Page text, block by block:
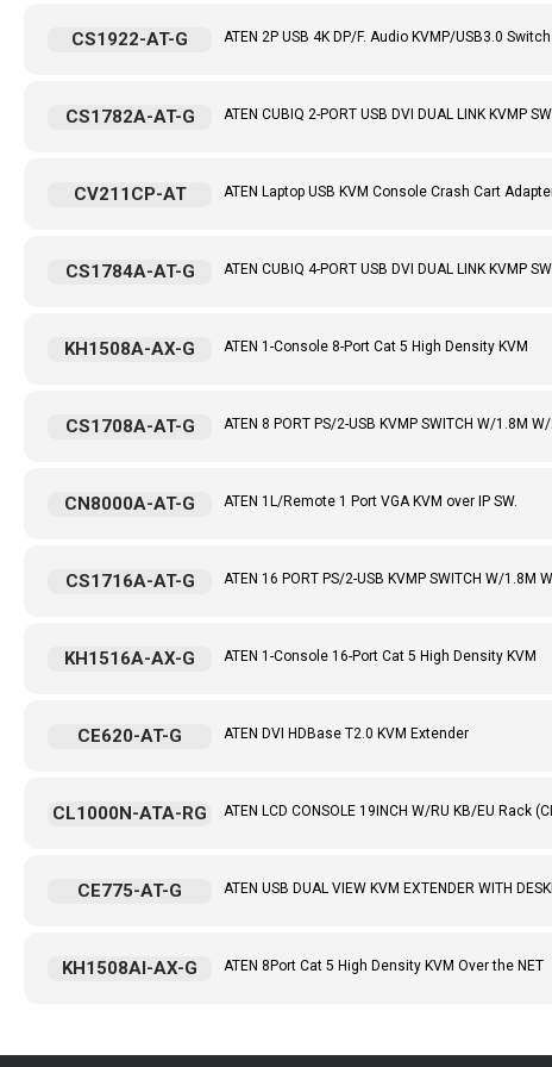
ATEN 2P USB 4K DP/F. Audio KVMP/USB3.0 Switch
CS1922-AT-G
ATEN CUBIQ 2-PORT USB DVI DUAL LINK KVMP
CS1782A-AT-G
ATEN Laptop USB KVM Console Crash Cart
CV211CP-AT
ATEN CUBIQ 4-PORT USB DVI DUAL LINK KVMP
CS1784A-AT-G
ATEN 1-Console 8-Port Cat 5 High Density KVM
KH1508A-AX-G
ATEN 8 PORT PS/2-USB KVMP SWITCH W/1.8M
CS1708A-AT-G
ATEN 1L/Remote 1 Port VGA KVM over IP SW.
CN8000A-AT-G
ATEN 16 PORT PS/2-USB KVMP SWITCH W/1.8M
CS1716A-AT-G
ATEN 1-Console 16-Port Cat 5 High Density KVM
KH1516A-AX-G
ATEN DVI HDBase T2.0 KVM Extender
CE620-AT-G
ATEN LCD CONSOLE 19INCH W/RU KB/EU Rack
CL1000N-ATA-RG
ATEN USB DUAL VIEW KVM EXTENDER WITH
CE775-AT-G
ATEN 8Port Cat 5 High Density KVM Over the NET
KH1508AI-AX-G